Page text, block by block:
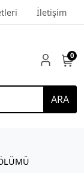
İletişim
ARA
0